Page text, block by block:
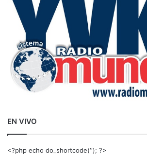
EN VIVO
<?php echo do_shortcode(‘‘); ?>